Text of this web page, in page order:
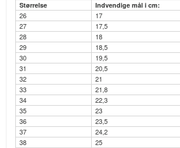
Størrelse Indvendige mål i cm:
26
17
27
17,5
28
18
29
18,5
30
19,5
31
20,5
32
21
33
21,8
34
22,3
35
23
36
23,5
37
24,2
38
25